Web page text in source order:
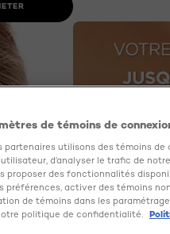
de témoins de
partenaires utilisons des témoins de
d’analyser le trafic de
proposer des fonctionnalités
préférences, activer des témoins
de témoins dans les
politique de confidentialité.